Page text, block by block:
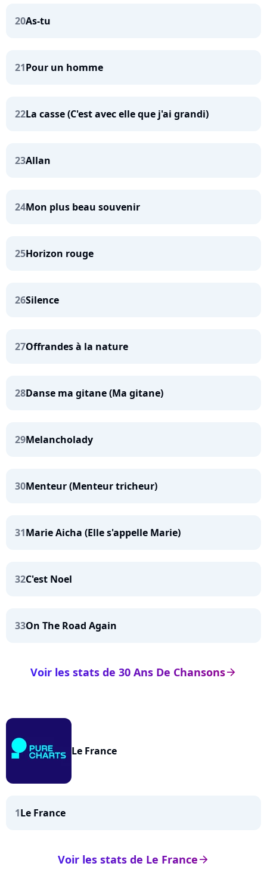
20As-tu
21Pour un homme
22La casse (C'est avec elle que j'ai grandi)
23Allan
24Mon plus beau souvenir
25Horizon rouge
26Silence
27Offrandes à la nature
28Danse ma gitane (Ma gitane)
29Melancholady
30Menteur (Menteur tricheur)
31Marie Aicha (Elle s'appelle Marie)
32C'est Noel
33On The Road Again
arrow_right
Voir les stats de 30 Ans De Chansons
Le France
1Le France
arrow_right
Voir les stats de Le France